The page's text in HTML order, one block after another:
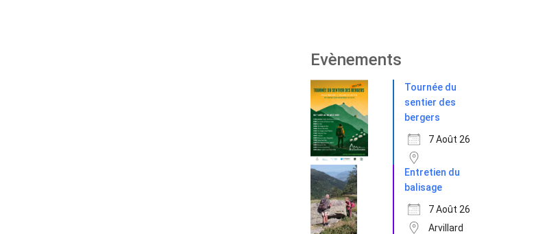
Evènements
Tournée du
sentier des
bergers
7 Août 26
Entretien du
balisage
7 Août 26
Arvillard